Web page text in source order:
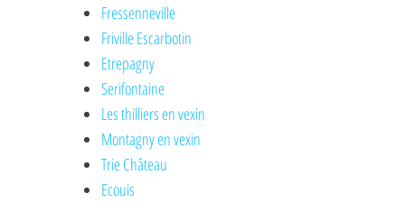
Fressenneville
Friville Escarbotin
Etrepagny
Serifontaine
Les thilliers en vexin
Montagny en vexin
Trie Château
Ecouis